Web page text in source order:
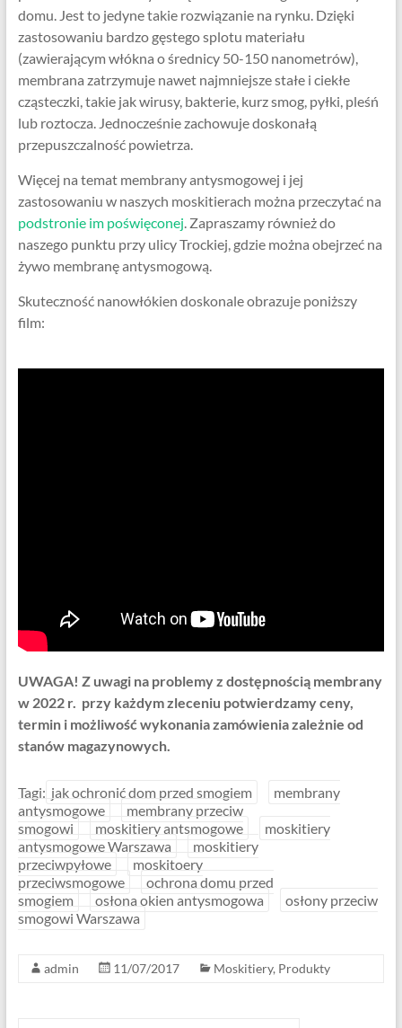
domu. Jest to jedyne takie rozwiązanie na rynku. Dzięki
zastosowaniu bardzo gęstego splotu materiału
(zawierającym włókna o średnicy 50-150 nanometrów),
membrana zatrzymuje nawet najmniejsze stałe i ciekłe
cząsteczki, takie jak wirusy, bakterie, kurz smog, pyłki, pleśń
lub roztocza. Jednocześnie zachowuje doskonałą
przepuszczalność powietrza.
Więcej na temat membrany antysmogowej i jej
zastosowaniu w naszych moskitierach można przeczytać na
podstronie im poświęconej . Zapraszamy również do
naszego punktu przy ulicy Trockiej, gdzie można obejrzeć na
żywo membranę antysmogową.
Skuteczność nanowłókien doskonale obrazuje poniższy
film:
UWAGA! Z uwagi na problemy z dostępnością membrany
w 2022 r. przy każdym zleceniu potwierdzamy ceny,
termin i możliwość wykonania zamówienia zależnie od
stanów magazynowych.
Tagi: jak ochronić dom przed smogiem
membrany
antysmogowe
membrany przeciw
smogowi
moskitiery antsmogowe
moskitiery
antysmogowe Warszawa
moskitiery
przeciwpyłowe
moskitoery
przeciwsmogowe
ochrona domu przed
smogiem
osłona okien antysmogowa
osłony przeciw
smogowi Warszawa
admin 11/07/2017 Moskitiery, Produkty